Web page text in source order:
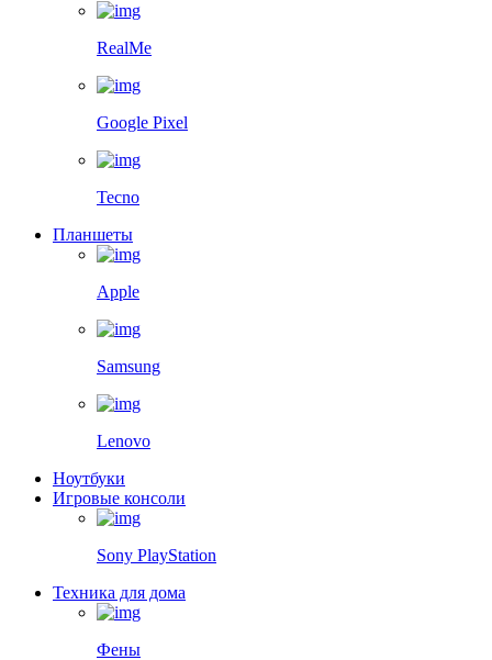
RealMe
Google Pixel
Tecno
Планшеты
Apple
Samsung
Lenovo
Ноутбуки
Игровые консоли
Sony PlayStation
Техника для дома
Фены